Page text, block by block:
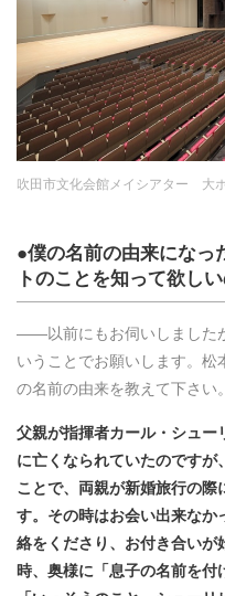
吹田市文化会館メイシアター 大
●僕の名前の由来になっ
トのことを知って欲しい
――以前にもお伺いしました
いうことでお願いします。松
の名前の由来を教えて下さい。
父親が指揮者カール・シュ
に亡くなられていたのですが
ことで、両親が新婚旅行の
す。その時はお会い出来な
絡をくださり、お付き合い
時、奥様に「息子の名前を付